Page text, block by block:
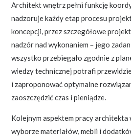
Architekt wnętrz pełni funkcję
nadzoruje każdy etap procesu
koncepcji, przez szczegółowe
nadzór nad wykonaniem – jego
wszystko przebiegało zgodnie z
wiedzy technicznej potrafi
i zaproponować optymalne
zaoszczędzić czas i pieniądze.
Kolejnym aspektem pracy architekta
wyborze materiałów, mebli i